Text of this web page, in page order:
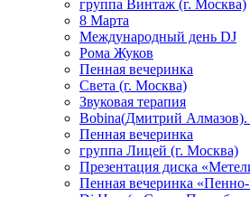
группа Винтаж (г. Москва)
8 Марта
Международный день DJ
Рома Жуков
Пенная вечеринка
Света (г. Москва)
Звуковая терапия
Bobina(Дмитрий Алмазов).
Пенная вечеринка
группа Лицей (г. Москва)
Презентация диска
Пенная вечеринка «Пенно-